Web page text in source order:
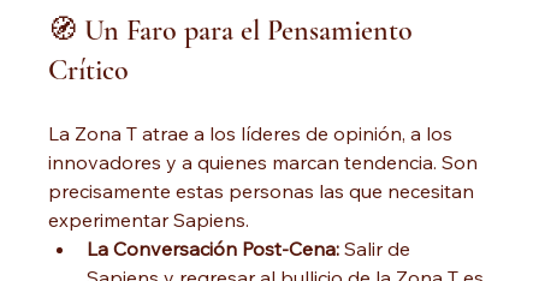
🧭 Un Faro para el Pensamiento
Crítico
La Zona T atrae a los líderes de opinión, a los
innovadores y a quienes marcan tendencia. Son
precisamente estas personas las que necesitan
experimentar Sapiens.
La Conversación Post-Cena: Salir de